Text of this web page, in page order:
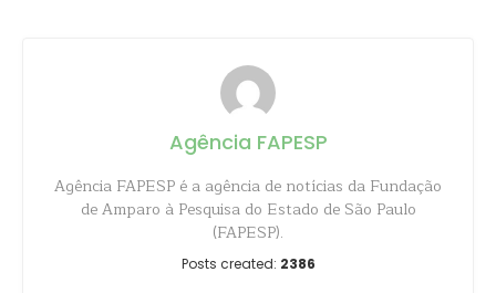
Agência FAPESP
Agência FAPESP é a agência de notícias da Fundação
de Amparo à Pesquisa do Estado de São Paulo
(FAPESP).
Posts created: 2386